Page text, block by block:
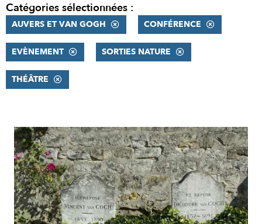
Catégories sélectionnées :
AUVERS ET VAN GOGH CONFÉRENCE
EVÈNEMENT SORTIES NATURE
THÉÂTRE
RÉSULTATS